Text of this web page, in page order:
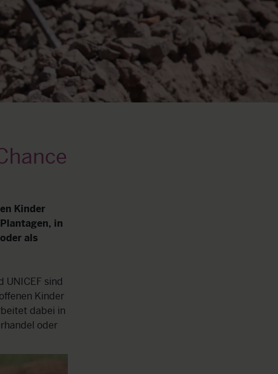
Kinder
in
als
UNICEF sind
Kinder
dabei in
oder